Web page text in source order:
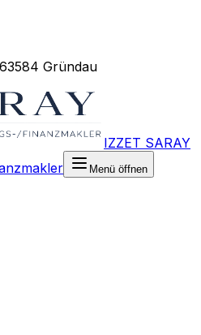
Gründau
IZZET SARAY
Menü öffnen